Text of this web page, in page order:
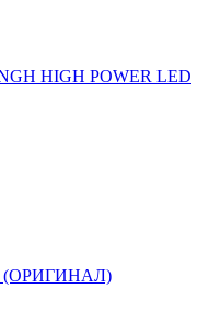
HIGH POWER LED
(ОРИГИНАЛ)